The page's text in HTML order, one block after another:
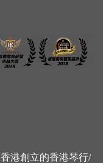
港創立的香港琴行/